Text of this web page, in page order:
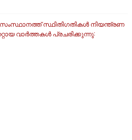
സംസ്ഥാനത്ത് സ്ഥിതിഗതികള്‍ നിയന്ത്രണ
വാര്‍ത്തകള്‍ പ്രചരിക്കുന്നു: